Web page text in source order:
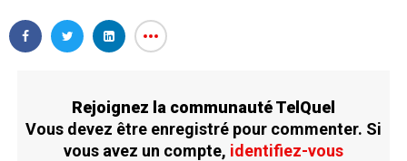
Rejoignez la communauté TelQuel
Vous devez être enregistré pour commenter. Si
vous avez un compte, identifiez-vous